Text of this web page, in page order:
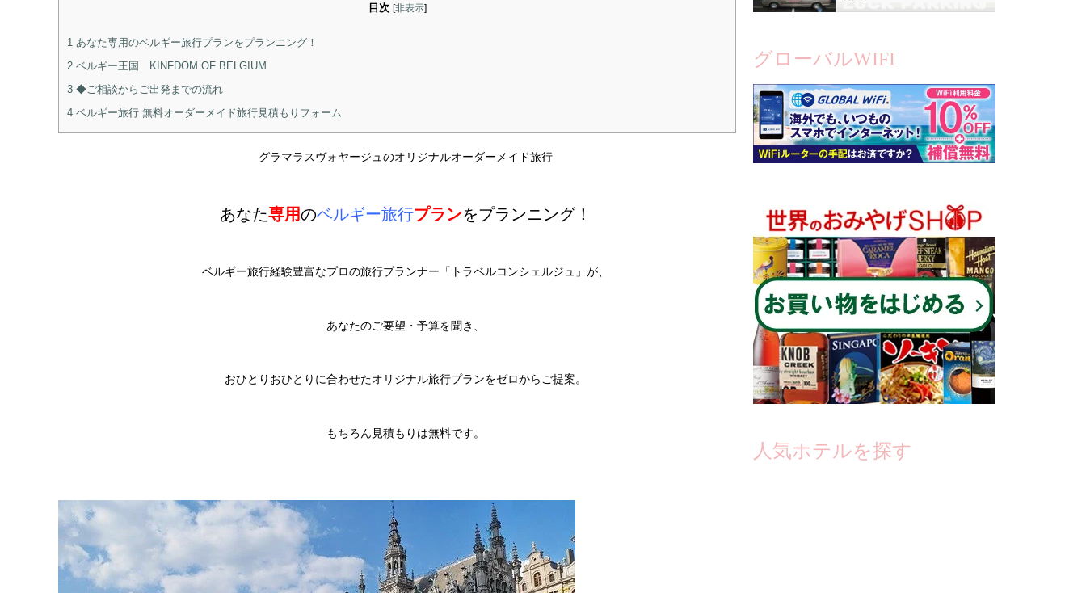
目次 [非表示]
1 あなた専用のベルギー旅行プランをプランニング！
2 ベルギー王国 KINFDOM OF BELGIUM
3 ◆ご相談からご出発までの流れ
4 ベルギー旅行 無料オーダーメイド旅行見積もりフォーム
グラマラスヴォヤージュのオリジナルオーダーメイド旅行
あなた専用のベルギー旅行プランをプランニング！
ベルギー旅行経験豊富なプロの旅行プランナー「トラベルコンシェルジュ」が、
あなたのご要望・予算を聞き、
おひとりおひとりに合わせたオリジナル旅行プランをゼロからご提案。
もちろん見積もりは無料です。
グローバルWIFI
人気ホテルを探す